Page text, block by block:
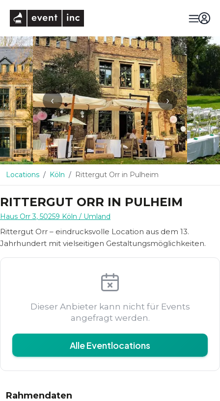
‹ ›
Locations Köln Rittergut Orr in Pulheim
RITTERGUT ORR IN PULHEIM
Haus Orr 3, 50259 Köln / Umland
Rittergut Orr – eindrucksvolle Location aus dem 13.
Jahrhundert mit vielseitigen Gestaltungsmöglichkeiten.
Dieser Anbieter kann nicht für Events
angefragt werden.
Alle Eventlocations
Rahmendaten